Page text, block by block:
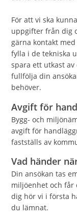
För att vi ska
uppgifter från dig
gärna kontakt
fylla i de tekniska
spara ett utkast
fullfölja din
behöver.
Avgift för
Bygg- och
avgift för
fastställs av
Vad händer
Din ansökan tas
miljöenhet och får
dig hör vi i första
du lämnat.